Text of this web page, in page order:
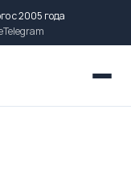
с 2005 года
Telegram